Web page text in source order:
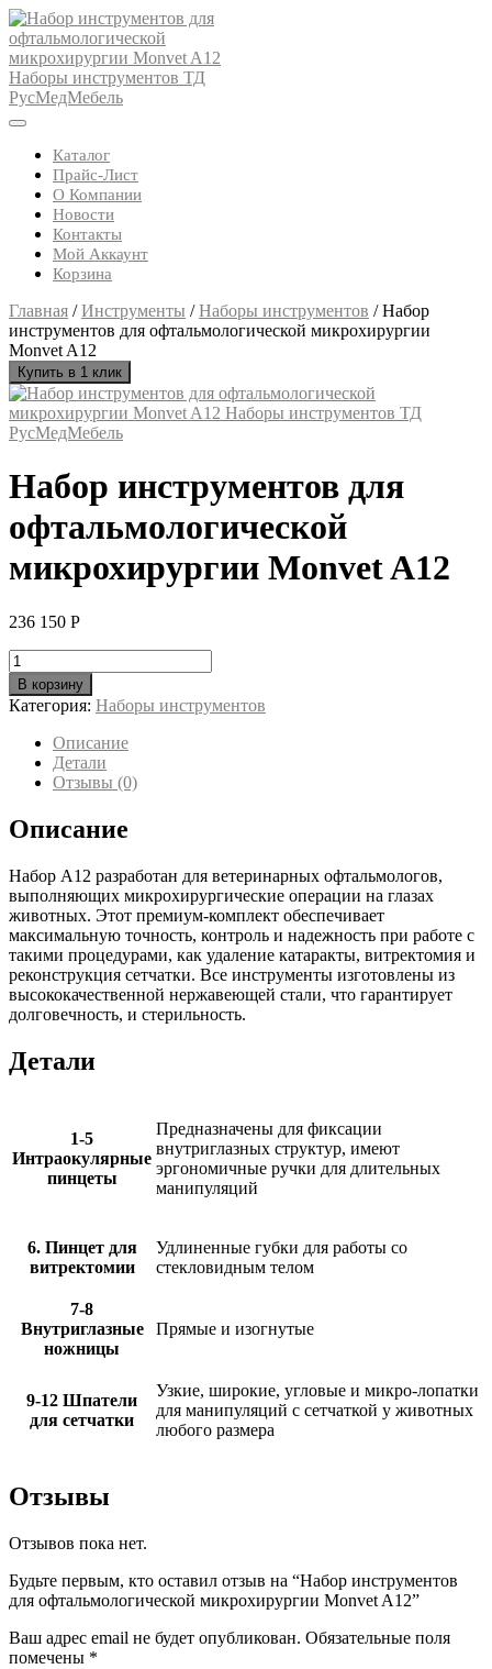
Skip
to
content
Open
ButtonКаталог
Прайс-Лист
О Компании
Новости
Контакты
Мой Аккаунт
Корзина
Close
Button
Главная /Инструменты /Наборы инструментов / Набор
инструментов для офтальмологической микрохирургии
Monvet A12
Купить в 1 клик
Набор инструментов для
офтальмологической
микрохирургии Monvet A12
236 150 Р
Количество
товара
Набор
инструментов
офтальмологической
микрохирургии
Monvet
A12
В корзину
Категория: Наборы инструментов
Описание
Детали
Отзывы (0)
Описание
Набор A12 разработан для ветеринарных офтальмологов,
выполняющих микрохирургические операции на глазах
животных. Этот премиум-комплект обеспечивает
максимальную точность, контроль и надежность при работе с
такими процедурами, как удаление катаракты, витректомия и
реконструкция сетчатки. Все инструменты изготовлены из
высококачественной нержавеющей стали, что гарантирует
долговечность, и стерильность.
Детали
1-5
Интраокулярные
пинцеты
Предназначены для фиксации
внутриглазных структур, имеют
эргономичные ручки для длительных
манипуляций
6. Пинцет для
витректомии
Удлиненные губки для работы со
стекловидным телом
7-8
Внутриглазные
ножницы
Прямые и изогнутые
9-12 Шпатели
для сетчатки
Узкие, широкие, угловые и микро-лопатки
для манипуляций с сетчаткой у животных
любого размера
Отзывы
Отзывов пока нет.
Будьте первым, кто оставил отзыв на “Набор инструментов
для офтальмологической микрохирургии Monvet A12”
Ваш адрес email не будет опубликован. Обязательные поля
помечены *